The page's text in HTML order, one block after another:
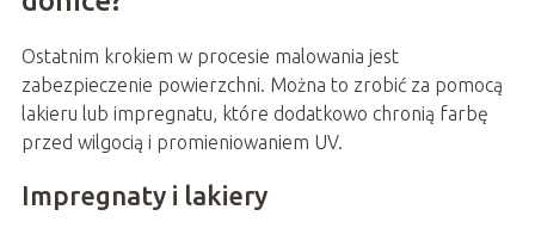
Ostatnim krokiem w procesie malowania jest
zabezpieczenie powierzchni. Można to zrobić za pomocą
lakieru lub impregnatu, które dodatkowo chronią farbę
przed wilgocią i promieniowaniem UV.
Impregnaty i lakiery